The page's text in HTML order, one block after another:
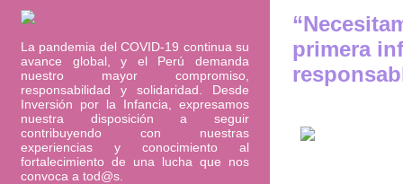
La pandemia del COVID-19 continua su
avance global, y el Perú demanda
nuestro mayor compromiso,
responsabilidad y solidaridad. Desde
Inversión por la Infancia, expresamos
nuestra disposición a seguir
contribuyendo con nuestras
experiencias y conocimiento al
fortalecimiento de una lucha que nos
convoca a tod@s.
primera